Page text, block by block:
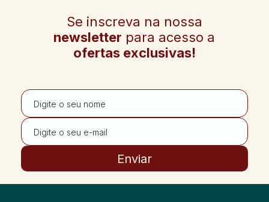
Se inscreva na nossa
newsletter para acesso a
ofertas exclusivas!
Enviar